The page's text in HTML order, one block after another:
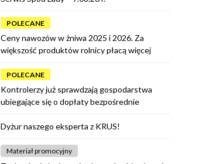
POLECANE
Ceny nawozów w żniwa 2025 i 2026. Za
większość produktów rolnicy płacą więcej
POLECANE
Kontrolerzy już sprawdzają gospodarstwa
ubiegające się o dopłaty bezpośrednie
Dyżur naszego eksperta z KRUS!
Materiał promocyjny